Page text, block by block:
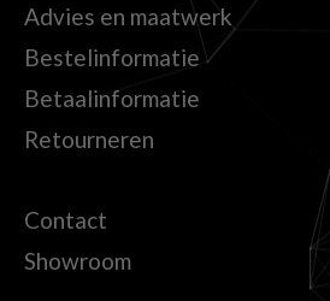
Advies en maatwerk
Bestelinformatie
Betaalinformatie
Retourneren
Contact
Showroom